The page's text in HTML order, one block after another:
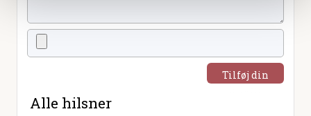
Tilføj din
Alle hilsner